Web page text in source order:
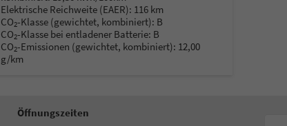
Elektrische Reichweite (EAER): 116 km
CO2-Klasse (gewichtet, kombiniert): B
CO2-Klasse bei entladener Batterie: B
CO2-Emissionen (gewichtet, kombiniert): 12,00
g/km
Öffnungszeiten